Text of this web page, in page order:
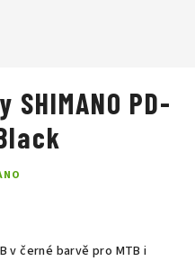
v černé barvě pro MTB i
PD-